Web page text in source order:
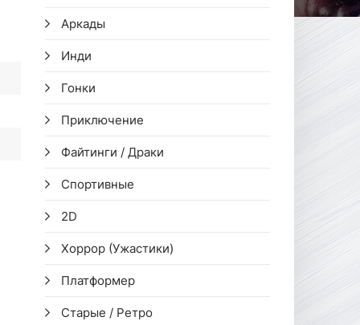
Аркады
Инди
Гонки
Приключение
Файтинги / Драки
Спортивные
2D
Хоррор (Ужастики)
Платформер
Старые / Ретро